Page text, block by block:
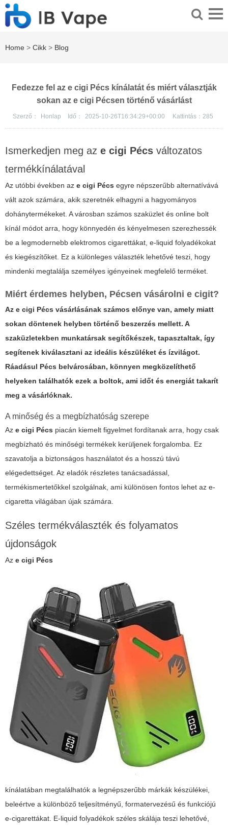
Home > Cikk > Blog
Fedezze fel az e cigi Pécs kínálatát és miért választják
sokan az e cigi Pécsen történő vásárlást
Szerző： Honlap Idő： 2025-10-26T16:34:29+00:00 Kattintás： 285
Ismerkedjen meg az e cigi Pécs változatos
termékkínálatával
Az utóbbi években az e cigi Pécs egyre népszerűbb alternatívává
vált azok számára, akik szeretnék elhagyni a hagyományos
dohánytermékeket. A városban számos szaküzlet és online bolt
kínál módot arra, hogy könnyedén és kényelmesen szerezhessék
be a legmodernebb elektromos cigarettákat, e-liquid folyadékokat
és kiegészítőket. Ez a különleges választék lehetővé teszi, hogy
mindenki megtalálja személyes igényeinek megfelelő terméket.
Miért érdemes helyben, Pécsen vásárolni e cigit?
Az e cigi Pécs vásárlásának számos előnye van, amely miatt
sokan döntenek helyben történő beszerzés mellett. A
szaküzletekben munkatársak segítőkészek, tapasztaltak, így
segítenek kiválasztani az ideális készüléket és ízvilágot.
Ráadásul Pécs belvárosában, könnyen megközelíthető
helyeken találhatók ezek a boltok, ami időt és energiát takarít
meg a vásárlóknak.
A minőség és a megbízhatóság szerepe
Az e cigi Pécs piacán kiemelt figyelmet fordítanak arra, hogy csak
megbízható és minőségi termékek kerüljenek forgalomba. Ez
szavatolja a biztonságos használatot és a hosszú távú
elégedettséget. Az eladók részletes tanácsadással,
termékismertetőkkel szolgálnak, ami különösen fontos lehet az e-
cigaretta világában újak számára.
Széles termékválaszték és folyamatos
újdonságok
Az e cigi Pécs
kínálatában megtalálhatók a legnépszerűbb márkák készülékei,
beleértve a különböző teljesítményű, formatervezésű és funkciójú
e-cigarettákat. E-liquid folyadékok széles skálája teszi lehetővé,